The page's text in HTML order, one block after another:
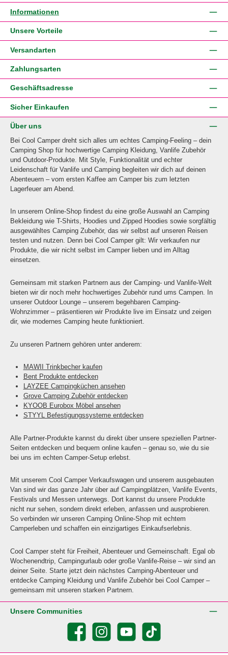
Informationen
Unsere Vorteile
Versandarten
Zahlungsarten
Geschäftsadresse
Sicher Einkaufen
Über uns
Bei Cool Camper dreht sich alles um echtes Camping-Feeling – dein
Camping Shop für hochwertige Camping Kleidung, Vanlife Zubehör
und Outdoor-Produkte. Mit Style, Funktionalität und echter
Leidenschaft für Vanlife und Camping begleiten wir dich auf deinen
Abenteuern – vom ersten Kaffee am Camper bis zum letzten
Lagerfeuer am Abend.
In unserem Online-Shop findest du eine große Auswahl an Camping
Bekleidung wie T-Shirts, Hoodies und Zipped Hoodies sowie sorgfältig
ausgewähltes Camping Zubehör, das wir selbst auf unseren Reisen
testen und nutzen. Denn bei Cool Camper gilt: Wir verkaufen nur
Produkte, die wir nicht selbst im Camper lieben und im Alltag
einsetzen.
Gemeinsam mit starken Partnern aus der Camping- und Vanlife-Welt
bieten wir dir noch mehr hochwertiges Zubehör rund ums Campen. In
unserer Outdoor Lounge – unserem begehbaren Camping-
Wohnzimmer – präsentieren wir Produkte live im Einsatz und zeigen
dir, wie modernes Camping heute funktioniert.
Zu unseren Partnern gehören unter anderem:
MAWII Trinkbecher kaufen
Bent Produkte entdecken
LAYZEE Campingküchen ansehen
Grove Camping Zubehör entdecken
KYOOB Eurobox Möbel ansehen
STYYL Befestigungssysteme entdecken
Alle Partner-Produkte kannst du direkt über unsere speziellen Partner-
Seiten entdecken und bequem online kaufen – genau so, wie du sie
bei uns im echten Camper-Setup erlebst.
Mit unserem Cool Camper Verkaufswagen und unserem ausgebauten
Van sind wir das ganze Jahr über auf Campingplätzen, Vanlife Events,
Festivals und Messen unterwegs. Dort kannst du unsere Produkte
nicht nur sehen, sondern direkt erleben, anfassen und ausprobieren.
So verbinden wir unseren Camping Online-Shop mit echtem
Camperleben und schaffen ein einzigartiges Einkaufserlebnis.
Cool Camper steht für Freiheit, Abenteuer und Gemeinschaft. Egal ob
Wochenendtrip, Campingurlaub oder große Vanlife-Reise – wir sind an
deiner Seite. Starte jetzt dein nächstes Camping-Abenteuer und
entdecke Camping Kleidung und Vanlife Zubehör bei Cool Camper –
gemeinsam mit unseren starken Partnern.
Unsere Communities
Facebook Instagram YouTube TikTok